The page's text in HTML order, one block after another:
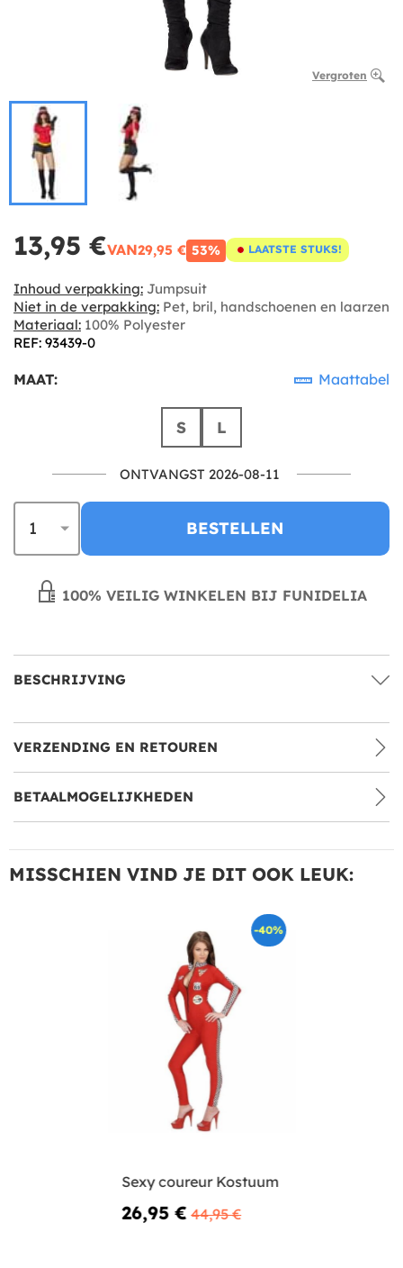
Vergroten
13,95 €VAN29,95 € 53% LAATSTE STUKS!
Inhoud verpakking: Jumpsuit
Niet in de verpakking: Pet, bril, handschoenen en laarzen
Materiaal: 100% Polyester
REF: 93439-0
MAAT: Maattabel
S L
ONTVANGST 2026-08-11
BESTELLEN
100% VEILIG WINKELEN BIJ FUNIDELIA
BESCHRIJVING
VERZENDING EN RETOUREN
BETAALMOGELIJKHEDEN
MISSCHIEN VIND JE DIT OOK LEUK:
-40%
Sexy coureur Kostuum
26,95 € 44,95 €